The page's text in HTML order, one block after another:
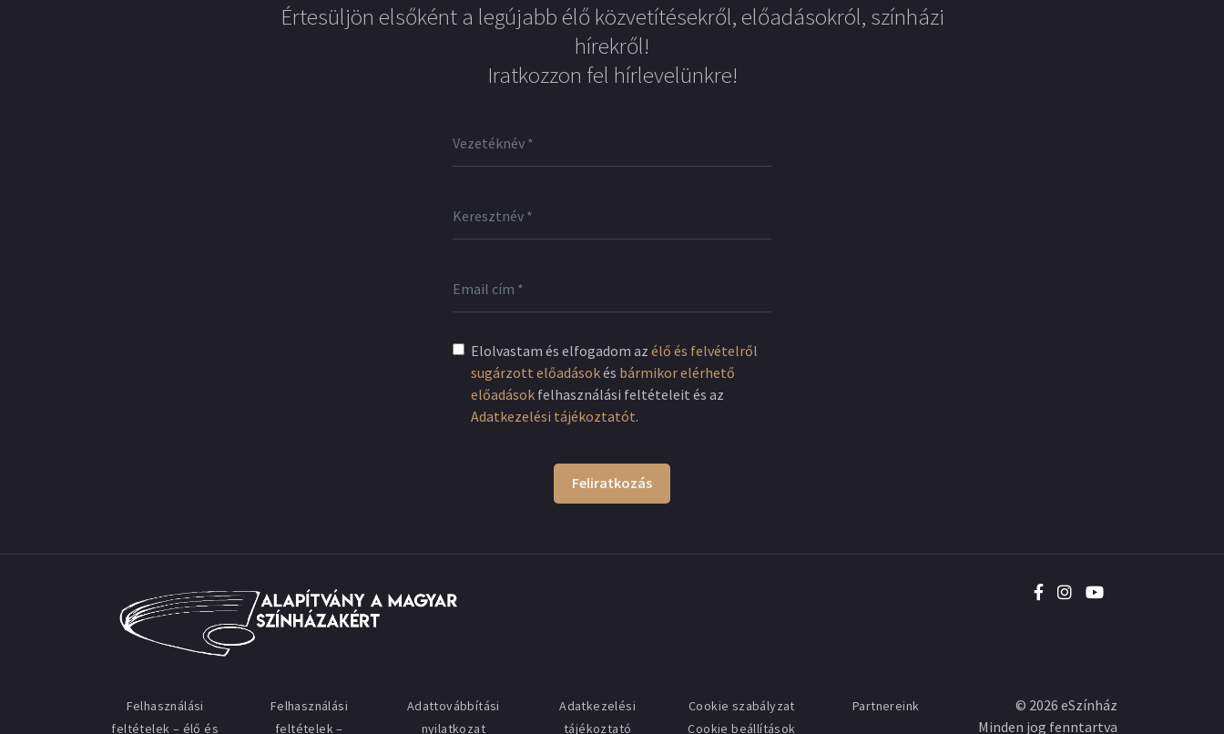
Értesüljön elsőként a legújabb élő közvetítésekről, előadásokról, színházi
hírekről!
Iratkozzon fel hírlevelünkre!
Elolvastam és elfogadom az élő és felvételről
sugárzott előadásokés bármikor elérhető
előadások felhasználási feltételeit és az
Adatkezelési tájékoztatót.
Feliratkozás
Felhasználási
feltételek – élő és
Felhasználási
feltételek –
Adattovábbítási
nyilatkozat
Adatkezelési
tájékoztató
Cookie szabályzat
Cookie beállítások
Partnereink © 2026 eSzínház
Minden jog fenntartva